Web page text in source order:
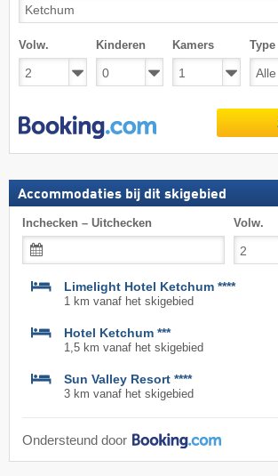
Volw. Kinderen Kamers
Accommodaties bij dit skigebied
Inchecken – Uitchecken Volw.
Limelight Hotel Ketchum ****
1 km vanaf het skigebied
Hotel Ketchum ***
1,5 km vanaf het skigebied
Sun Valley Resort ****
3 km vanaf het skigebied
Ondersteund door